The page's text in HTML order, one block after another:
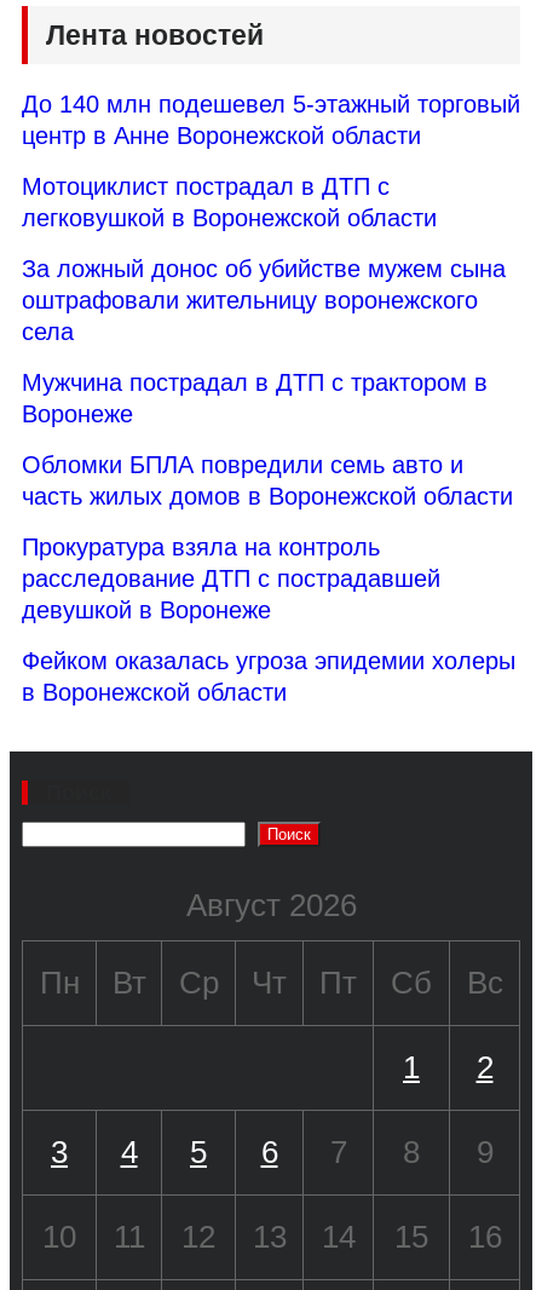
Лента новостей
До 140 млн подешевел 5-этажный торговый
центр в Анне Воронежской области
Мотоциклист пострадал в ДТП с
легковушкой в Воронежской области
За ложный донос об убийстве мужем сына
оштрафовали жительницу воронежского
села
Мужчина пострадал в ДТП с трактором в
Воронеже
Обломки БПЛА повредили семь авто и
часть жилых домов в Воронежской области
Прокуратура взяла на контроль
расследование ДТП с пострадавшей
девушкой в Воронеже
Фейком оказалась угроза эпидемии холеры
в Воронежской области
Поиск
Август 2026
Пн Вт Ср Чт Пт Сб Вс
1 2
3 4 5 6 7 8 9
10 11 12 13 14 15 16